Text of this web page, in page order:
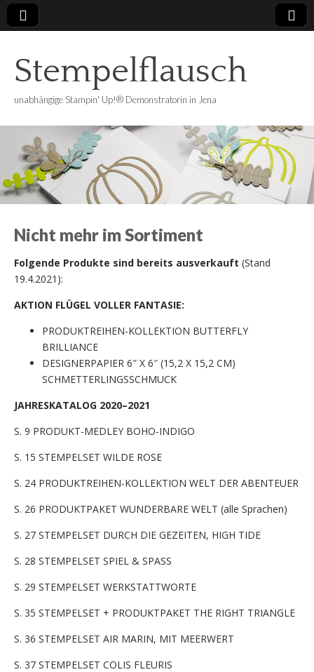
Stempelflausch
unabhängige Stampin' Up!® Demonstratorin in Jena
Nicht mehr im Sortiment
Folgende Produkte sind bereits ausverkauft (Stand
19.4.2021):
AKTION FLÜGEL VOLLER FANTASIE:
PRODUKTREIHEN-KOLLEKTION BUTTERFLY
BRILLIANCE
DESIGNERPAPIER 6″ X 6″ (15,2 X 15,2 CM)
SCHMETTERLINGSSCHMUCK
JAHRESKATALOG 2020–2021
S. 9 PRODUKT-MEDLEY BOHO-INDIGO
S. 15 STEMPELSET WILDE ROSE
S. 24 PRODUKTREIHEN-KOLLEKTION WELT DER ABENTEUER
S. 26 PRODUKTPAKET WUNDERBARE WELT (alle Sprachen)
S. 27 STEMPELSET DURCH DIE GEZEITEN, HIGH TIDE
S. 28 STEMPELSET SPIEL & SPASS
S. 29 STEMPELSET WERKSTATTWORTE
S. 35 STEMPELSET + PRODUKTPAKET THE RIGHT TRIANGLE
S. 36 STEMPELSET AIR MARIN, MIT MEERWERT
S. 37 STEMPELSET COLIS FLEURIS